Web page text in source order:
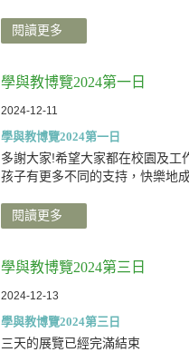
閱讀更多
學與教博覽2024第一日
2024-12-11
學與教博覽2024第一日
多謝大家!希望大家都在校園及工
孩子有更多不同的支持，快樂地
閱讀更多
學與教博覽2024第三日
2024-12-13
學與教博覽2024第三日
三天的展覽已經完滿結束